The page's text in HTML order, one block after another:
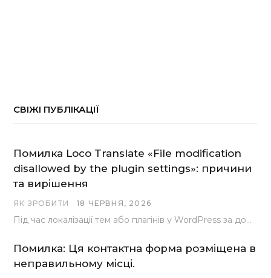
СВІЖІ ПУБЛІКАЦІЇ
Помилка Loco Translate «File modification
disallowed by the plugin settings»: причини
та вирішення
ЯК ЗРОБИТИ 18 ЧЕРВНЯ, 2026
Під час локалізації тем або плагінів у WordPress за допомогою популярного інструменту Loco Translate розробники…
Помилка: Ця контактна форма розміщена в
неправильному місці.